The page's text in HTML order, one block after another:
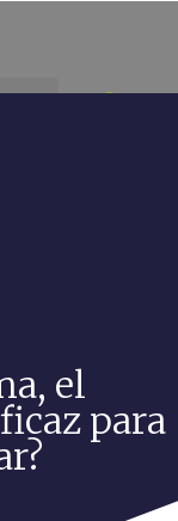
el
para